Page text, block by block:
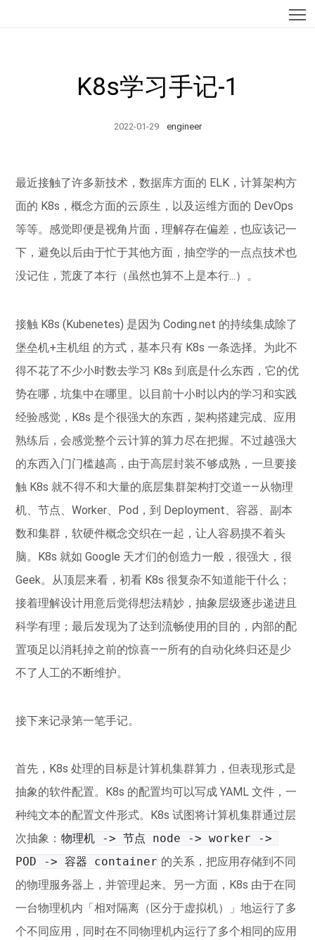
K8s学习手记-1
2022-01-29 engineer
最近接触了许多新技术，数据库方面的 ELK，计算架构方
面的 K8s，概念方面的云原生，以及运维方面的 DevOps
等等。感觉即便是视角片面，理解存在偏差，也应该记一
下，避免以后由于忙于其他方面，抽空学的一点点技术也
没记住，荒废了本行（虽然也算不上是本行...）。
接触 K8s (Kubenetes) 是因为 Coding.net 的持续集成除了
堡垒机+主机组 的方式，基本只有 K8s 一条选择。为此不
得不花了不少小时数去学习 K8s 到底是什么东西，它的优
势在哪，坑集中在哪里。以目前十小时以内的学习和实践
经验感觉，K8s 是个很强大的东西，架构搭建完成、应用
熟练后，会感觉整个云计算的算力尽在把握。不过越强大
的东西入门门槛越高，由于高层封装不够成熟，一旦要接
触 K8s 就不得不和大量的底层集群架构打交道——从物理
机、节点、Worker、Pod，到 Deployment、容器、副本
数和集群，软硬件概念交织在一起，让人容易摸不着头
脑。K8s 就如 Google 天才们的创造力一般，很强大，很
Geek。从顶层来看，初看 K8s 很复杂不知道能干什么；
接着理解设计用意后觉得想法精妙，抽象层级逐步递进且
科学有理；最后发现为了达到流畅使用的目的，内部的配
置项足以消耗掉之前的惊喜——所有的自动化终归还是少
不了人工的不断维护。
接下来记录第一笔手记。
首先，K8s 处理的目标是计算机集群算力，但表现形式是
抽象的软件配置。K8s 的配置均可以写成 YAML 文件，一
种纯文本的配置文件形式。K8s 试图将计算机集群通过层
次抽象： 物理机 -> 节点 node -> worker ->
POD -> 容器 container 的关系，把应用存储到不同
的物理服务器上，并管理起来。另一方面，K8s 由于在同
一台物理机内「相对隔离（区分于虚拟机）」地运行了多
个不同应用，同时在不同物理机内运行了多个相同的应用